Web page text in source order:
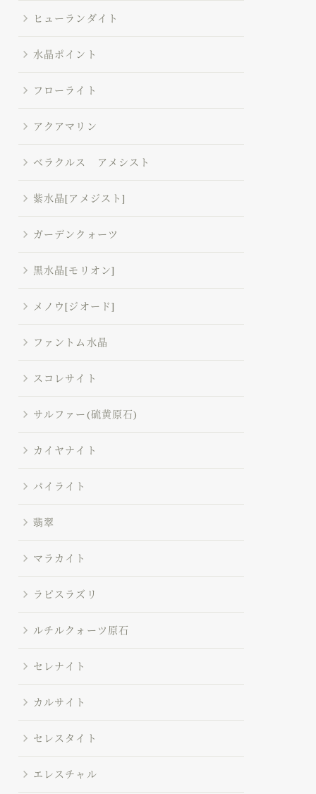
ヒューランダイト
水晶ポイント
フローライト
アクアマリン
ベラクルス アメシスト
紫水晶[アメジスト]
ガーデンクォーツ
黒水晶[モリオン]
メノウ[ジオード]
ファントム水晶
スコレサイト
サルファー(硫黄原石)
カイヤナイト
パイライト
翡翠
マラカイト
ラピスラズリ
ルチルクォーツ原石
セレナイト
カルサイト
セレスタイト
エレスチャル